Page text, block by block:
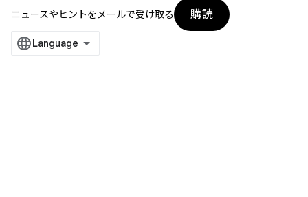
ニュースやヒントをメールで受け取る
購読